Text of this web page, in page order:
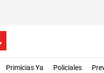
Primicias Ya Policiales